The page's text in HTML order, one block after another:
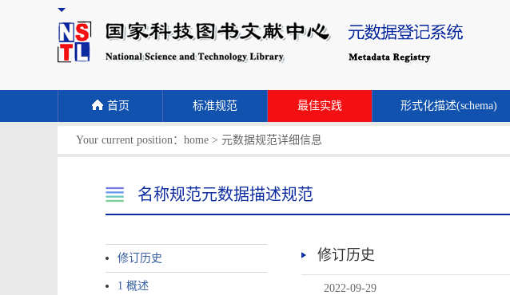
首页 标准规范 最佳实践 形式化描述(schema)
Your current position： home > 元数据规范详细信息
名称规范元数据描述规范
修订历史
1 概述
修订历史
2022-09-29